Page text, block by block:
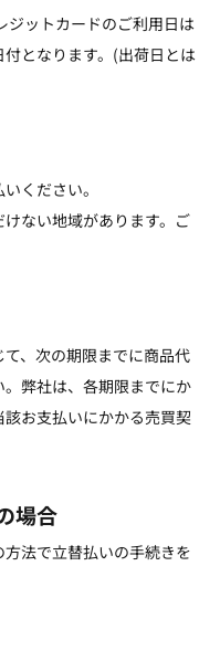
ットカードのご利用日は
となります。(出荷日とは
ください。
ない地域があります。ご
、次の期限までに商品代
弊社は、各期限までにか
お支払いにかかる売買契
場合
法で立替払いの手続きを